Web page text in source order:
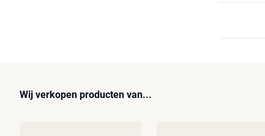
Wij verkopen producten van...